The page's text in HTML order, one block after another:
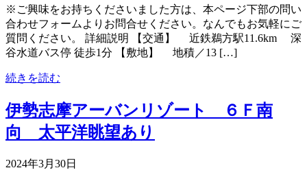
※ご興味をお持ちくださいました方は、本ページ下部の問い
合わせフォームよりお問合せください。なんでもお気軽にご
質問ください。 詳細説明 【交通】 近鉄鵜方駅11.6km 深
谷水道バス停 徒歩1分 【敷地】 地積／13 […]
続きを読む
伊勢志摩アーバンリゾート ６Ｆ南
向 太平洋眺望あり
2024年3月30日